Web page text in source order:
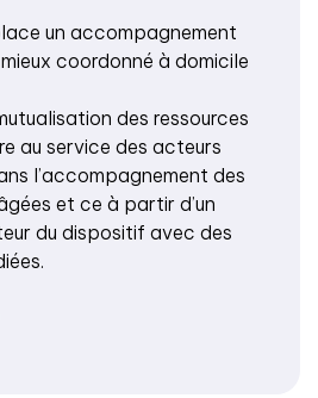
un accompagnement
coordonné à domicile
des ressources
au service des acteurs
l’accompagnement des
et ce à partir d’un
du dispositif avec des